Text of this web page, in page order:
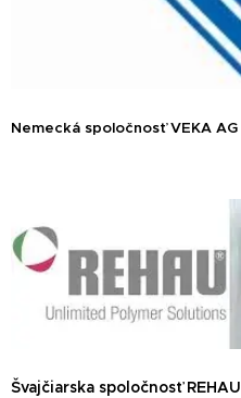
Nemecká spoločnosť VEKA AG
Švajčiarska spoločnosť REHAU